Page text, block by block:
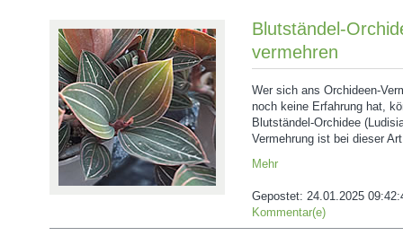
Blutständel-
vermehren
Wer sich ans Orchideen-
noch keine Erfahrung hat,
Blutständel-Orchidee
Vermehrung ist bei dieser
Mehr
Gepostet: 24.01.2025
Kommentar(e)